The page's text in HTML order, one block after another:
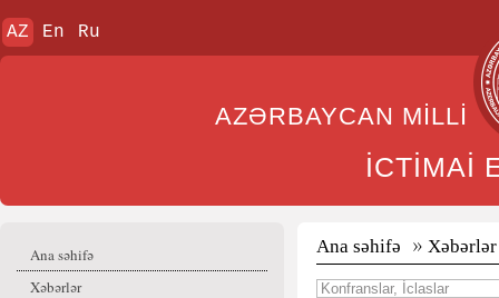
AZ En Ru
AZƏRBAYCAN
İCTİMAİ
Ana səhifə
Xəbərlər
Ana səhifə Xəbərlər